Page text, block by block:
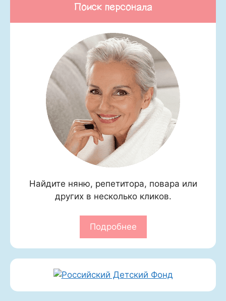
Поиск персонала
Найдите няню, репетитора, повара или
других в несколько кликов.
Подробнее